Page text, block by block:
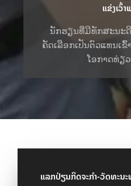
ແຂ່ງເວົ້
ນັກຮຽນທີ່ມີທັກສະນະ
ຄັດເລືອກເປັນຕົວແທນເຂົ້
ໂອກາດທ່ຽ
ແລກປ່ຽນກິດຈະກໍາ-ວັດທະນະ